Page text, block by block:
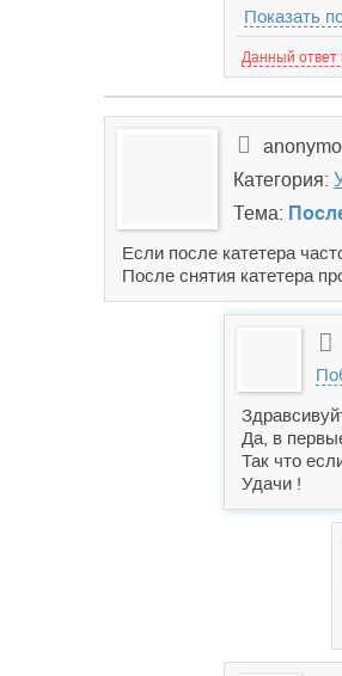
Показать
Данный ответ
Категория:
Тема:
Если после катетера
После снятия катетера
Да, в
Так что
Удачи !